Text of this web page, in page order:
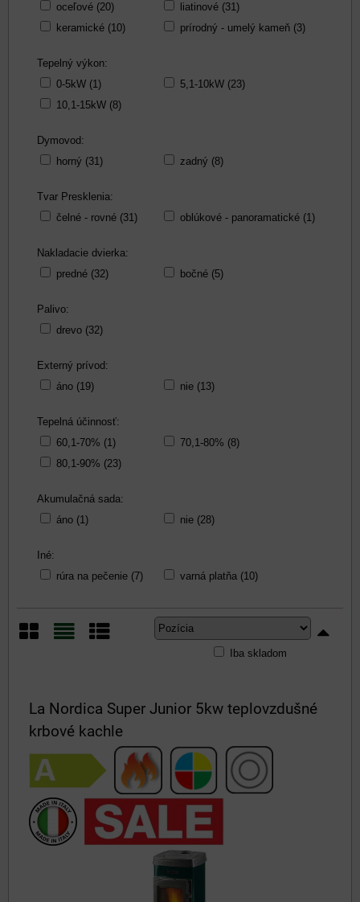
oceľové (20)
liatinové (31)
keramické (10)
prírodný - umelý kameň (3)
Tepelný výkon:
0-5kW (1)
5,1-10kW (23)
10,1-15kW (8)
Dymovod:
horný (31)
zadný (8)
Tvar Presklenia:
čelné - rovné (31)
oblúkové - panoramatické (1)
Nakladacie dvierka:
predné (32)
bočné (5)
Palivo:
drevo (32)
Externý prívod:
áno (19)
nie (13)
Tepelná účinnosť:
60,1-70% (1)
70,1-80% (8)
80,1-90% (23)
Akumulačná sada:
áno (1)
nie (28)
Iné:
rúra na pečenie (7)
varná platňa (10)
Iba skladom
La Nordica Super Junior 5kw teplovzdušné
krbové kachle